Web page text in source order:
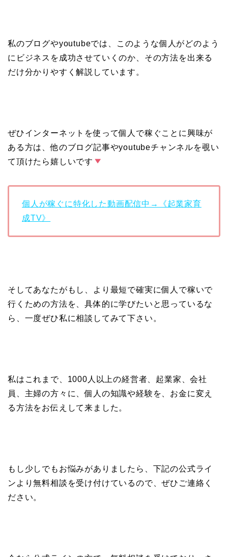
私のブログやyoutubeでは、このような個人がどのよう
にビジネスを成功させていくのか、その方法を出来る
だけ分かりやすく解説しています。
ぜひインターネットを使って個人で稼ぐことに興味が
ある方は、他のブログ記事やyoutubeチャンネルを覗い
て頂けたら嬉しいです
個人が稼ぐに特化した動画配信中→《起業家育
成TV》
そしてあなたがもし、より最短で確実に個人で稼いで
行くための方法を、具体的に学びたいと思っているな
ら、一度ぜひ私に相談してみて下さい。
私はこれまで、1000人以上の経営者、起業家、会社
員、主婦の方々に、個人の知識や経験を、お金に変え
る方法をお伝えして来ました。
もし少しでもお悩みがありましたら、下記の公式ライ
ンより無料相談を受け付けているので、ぜひご連絡く
ださい。